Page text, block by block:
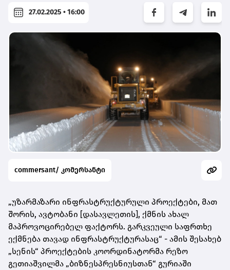
27.02.2025 • 16:00
commersant/ კომერსანტი
„უზარმაზარი ინფრასტრუქტურული პროექტები, მათ
შორის, ავტობანი [დასავლეთის], ქმნის ახალ
მაპროვოცირებელ ფაქტორს. გარკვეული საფრთხე
ექმნება თავად ინფრასტრუქტურასაც“ - ამის შესახებ
„სენის“ პროექტების კოორდინატორმა რეზო
გეთიაშვილმა „ბიზნესპრესნიუსთან“ გურიაში